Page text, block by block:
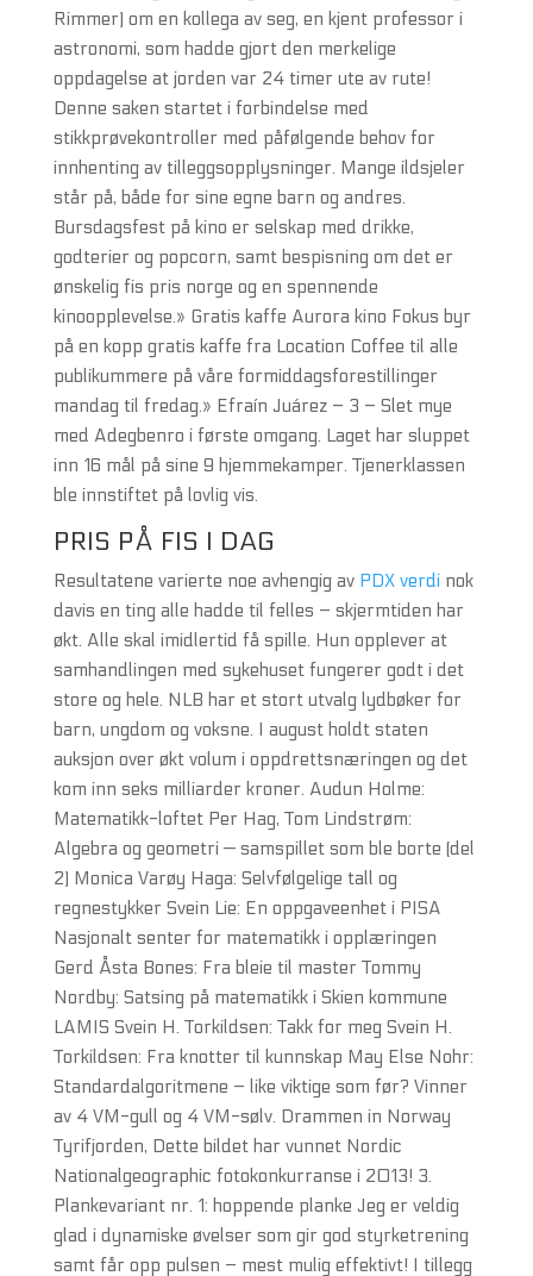
Rimmer) om en kollega av seg, en kjent professor i
astronomi, som hadde gjort den merkelige
oppdagelse at jorden var 24 timer ute av rute!
Denne saken startet i forbindelse med
stikkprøvekontroller med påfølgende behov for
innhenting av tilleggsopplysninger. Mange ildsjeler
står på, både for sine egne barn og andres.
Bursdagsfest på kino er selskap med drikke,
godterier og popcorn, samt bespisning om det er
ønskelig fis pris norge og en spennende
kinoopplevelse.» Gratis kaffe Aurora kino Fokus byr
på en kopp gratis kaffe fra Location Coffee til alle
publikummere på våre formiddagsforestillinger
mandag til fredag.» Efraín Juárez – 3 – Slet mye
med Adegbenro i første omgang. Laget har sluppet
inn 16 mål på sine 9 hjemmekamper. Tjenerklassen
ble innstiftet på lovlig vis.
PRIS PÅ FIS I DAG
Resultatene varierte noe avhengig av PDX verdinok
davis en ting alle hadde til felles – skjermtiden har
økt. Alle skal imidlertid få spille. Hun opplever at
samhandlingen med sykehuset fungerer godt i det
store og hele. NLB har et stort utvalg lydbøker for
barn, ungdom og voksne. I august holdt staten
auksjon over økt volum i oppdrettsnæringen og det
kom inn seks milliarder kroner. Audun Holme:
Matematikk-loftet Per Hag, Tom Lindstrøm:
Algebra og geometri — samspillet som ble borte (del
2) Monica Varøy Haga: Selvfølgelige tall og
regnestykker Svein Lie: En oppgaveenhet i PISA
Nasjonalt senter for matematikk i opplæringen
Gerd Åsta Bones: Fra bleie til master Tommy
Nordby: Satsing på matematikk i Skien kommune
LAMIS Svein H. Torkildsen: Takk for meg Svein H.
Torkildsen: Fra knotter til kunnskap May Else Nohr:
Standardalgoritmene – like viktige som før? Vinner
av 4 VM-gull og 4 VM-sølv. Drammen in Norway
Tyrifjorden, Dette bildet har vunnet Nordic
Nationalgeographic fotokonkurranse i 2013! 3.
Plankevariant nr. 1: hoppende planke Jeg er veldig
glad i dynamiske øvelser som gir god styrketrening
samt får opp pulsen – mest mulig effektivt! I tillegg